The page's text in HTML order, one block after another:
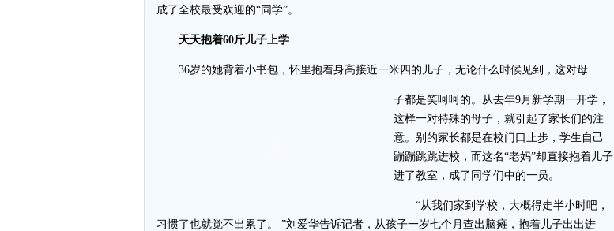
成了全校最受欢迎的“同学”。
天天抱着60斤儿子上学
36岁的她背着小书包，怀里抱着身高接近一米四的儿子，无论什么时候见到，这对母
子都是笑呵呵的。从去年9月新学期一开学，
这样一对特殊的母子，就引起了家长们的注
意。别的家长都是在校门口止步，学生自己
蹦蹦跳跳进校，而这名“老妈”却直接抱着儿子
进了教室，成了同学们中的一员。
“从我们家到学校，大概得走半小时吧，
习惯了也就觉不出累了。 ”刘爱华告诉记者，从孩子一岁七个月查出脑瘫，抱着儿子出出进